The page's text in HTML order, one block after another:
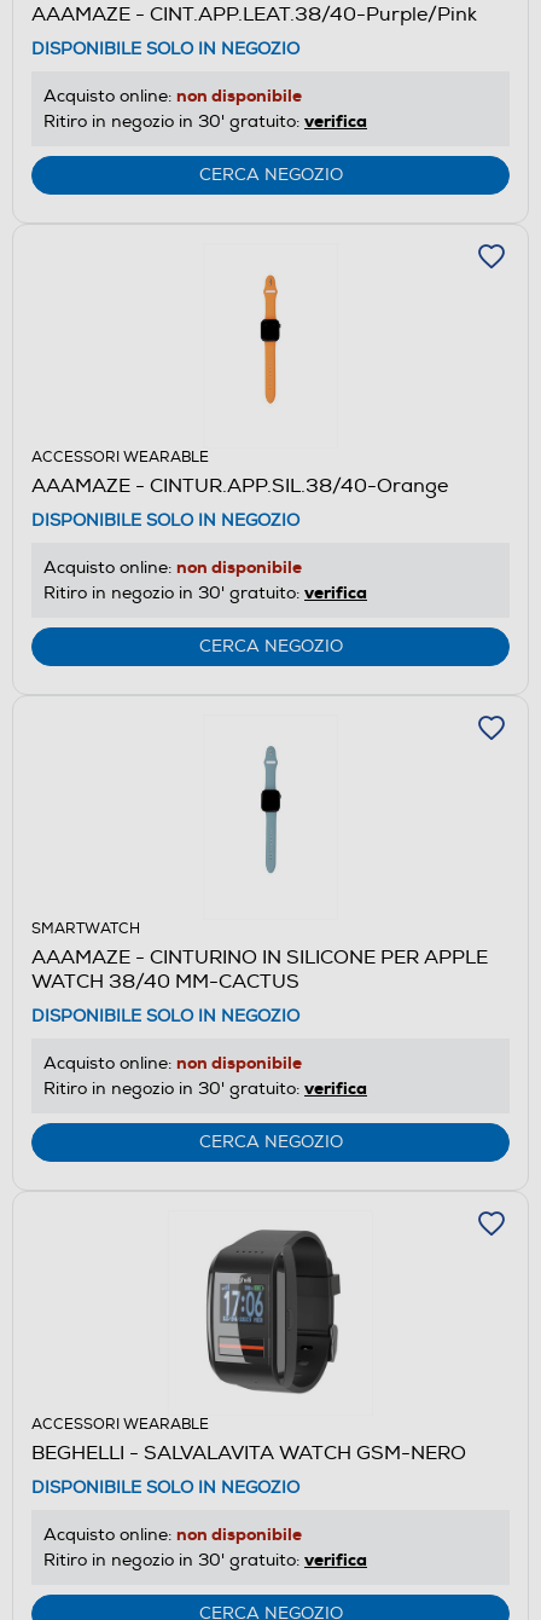
AAAMAZE - CINT.APP.LEAT.38/40-Purple/Pink
DISPONIBILE SOLO IN NEGOZIO
Acquisto online: non disponibile
Ritiro in negozio in 30' gratuito: verifica
CERCA NEGOZIO
ACCESSORI WEARABLE
AAAMAZE - CINTUR.APP.SIL.38/40-Orange
DISPONIBILE SOLO IN NEGOZIO
Acquisto online: non disponibile
Ritiro in negozio in 30' gratuito: verifica
CERCA NEGOZIO
SMARTWATCH
AAAMAZE - CINTURINO IN SILICONE PER APPLE
WATCH 38/40 MM-CACTUS
DISPONIBILE SOLO IN NEGOZIO
Acquisto online: non disponibile
Ritiro in negozio in 30' gratuito: verifica
CERCA NEGOZIO
ACCESSORI WEARABLE
BEGHELLI - SALVALAVITA WATCH GSM-NERO
DISPONIBILE SOLO IN NEGOZIO
Acquisto online: non disponibile
Ritiro in negozio in 30' gratuito: verifica
CERCA NEGOZIO